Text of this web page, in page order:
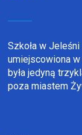
Szkoła w
umiejscowiona
była jedyną
poza miastem